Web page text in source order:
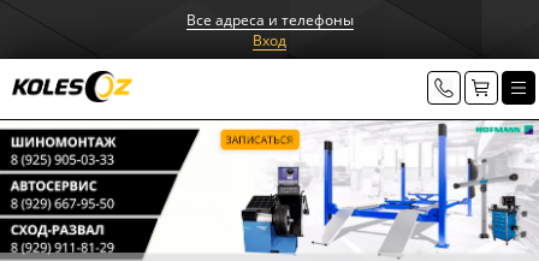
Все адреса и телефоны
Вход